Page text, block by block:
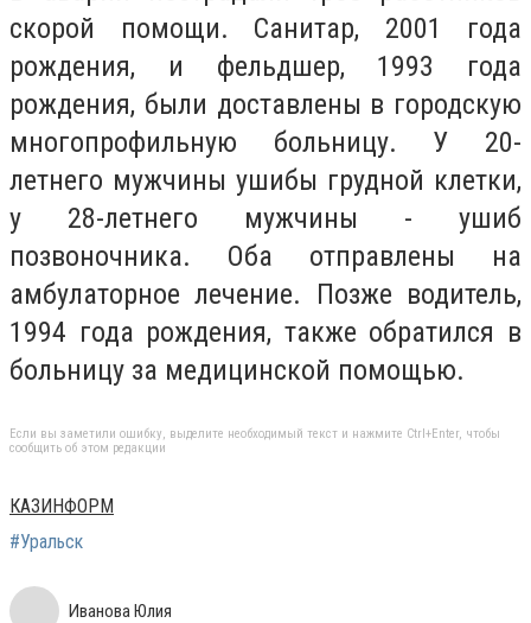
скорой помощи. Санитар, 2001 года
рождения, и фельдшер, 1993 года
рождения, были доставлены в городскую
многопрофильную больницу. У 20-
летнего мужчины ушибы грудной клетки,
у 28-летнего мужчины - ушиб
позвоночника. Оба отправлены на
амбулаторное лечение. Позже водитель,
1994 года рождения, также обратился в
больницу за медицинской помощью.
Если вы заметили ошибку, выделите необходимый текст и нажмите Ctrl+Enter, чтобы
сообщить об этом редакции
КАЗИНФОРМ
#Уральск
Иванова Юлия